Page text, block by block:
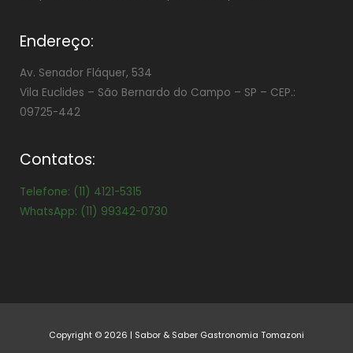
Endereço:
Av. Senador Fláquer, 534
Vila Euclides – São Bernardo do Campo – SP – CEP.:
09725-442
Contatos:
Telefone: (11) 4121-5315
WhatsApp: (11) 99342-0730
Copyright © 2026 | Sabor & Saber Gastronomia Tomazoni